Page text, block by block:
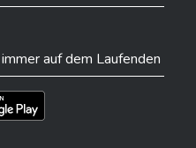
auf dem Laufenden
l'app sur Play Store